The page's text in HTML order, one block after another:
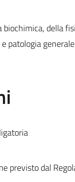
della
patologia
previsto dal